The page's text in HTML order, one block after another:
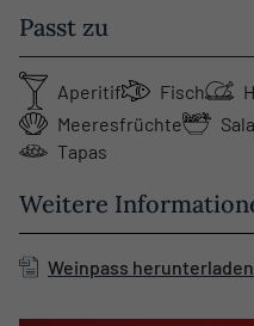
Passt zu
Aperitif Fisch
Meeresfrüchte
Tapas
Weitere
Weinpass herunterladen